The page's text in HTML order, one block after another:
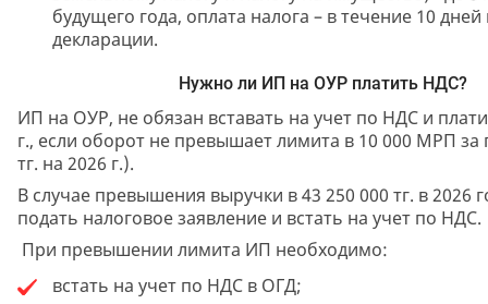
будущего года, оплата налога – в течение 10
декларации.
Нужно ли ИП на ОУР платить НДС?
ИП на ОУР, не обязан вставать на учет по НДС и
г., если оборот не превышает лимита в 10 000 МРП за
тг. на 2026 г.).
В случае превышения выручки в 43 250 000 тг. в 2026
подать налоговое заявление и встать на учет по НДС.
При превышении лимита ИП необходимо:
встать на учет по НДС в ОГД;